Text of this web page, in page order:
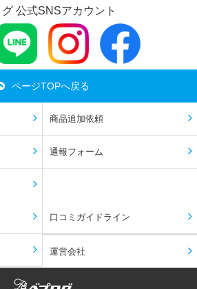
公式SNSアカウント
ページTOPへ戻る
商品追加依頼
通報フォーム
口コミガイドライン
運営会社